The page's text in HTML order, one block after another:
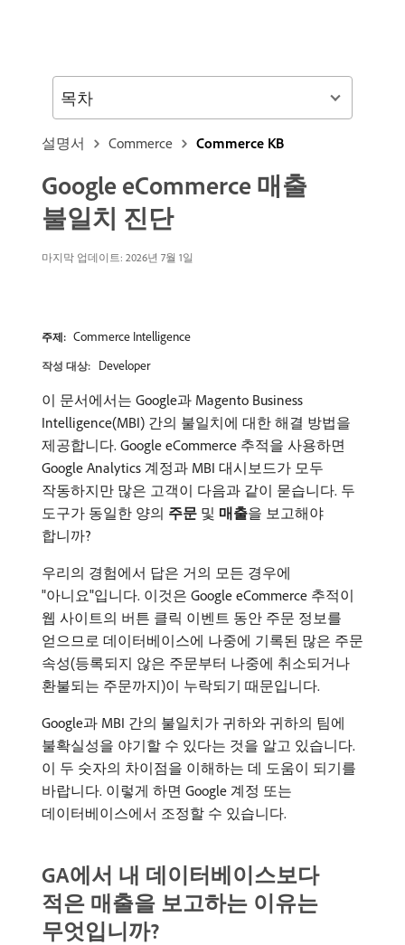
설명서 Commerce Commerce KB
Google eCommerce 매출
불일치 진단
마지막 업데이트: 2026년 7월 1일
주제: Commerce Intelligence
작성 대상: Developer
이 문서에서는 Google과 Magento Business
Intelligence(MBI) 간의 불일치에 대한 해결 방법을
제공합니다. Google eCommerce 추적을 사용하면
Google Analytics 계정과 MBI 대시보드가 모두
작동하지만 많은 고객이 다음과 같이 묻습니다. 두
도구가 동일한 양의 주문 및 매출​을 보고해야
합니까?
우리의 경험에서 답은 거의 모든 경우에
"아니요"입니다. 이것은 Google eCommerce 추적이
웹 사이트의 버튼 클릭 이벤트 동안 주문 정보를
얻으므로 데이터베이스에 나중에 기록된 많은 주문
속성(등록되지 않은 주문부터 나중에 취소되거나
환불되는 주문까지)이 누락되기 때문입니다.
Google과 MBI 간의 불일치가 귀하와 귀하의 팀에
불확실성을 야기할 수 있다는 것을 알고 있습니다.
이 두 숫자의 차이점을 이해하는 데 도움이 되기를
바랍니다. 이렇게 하면 Google 계정 또는
데이터베이스에서 조정할 수 있습니다.
GA에서 내 데이터베이스보다
적은 매출을 보고하는 이유는
무엇입니까?
목차